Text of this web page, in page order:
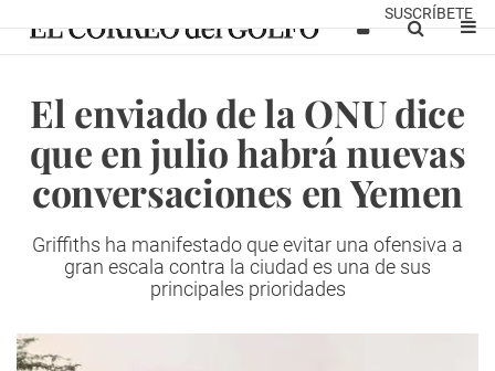
SUSCRÍBETE
El enviado de la ONU dice
que en julio habrá nuevas
conversaciones en Yemen
Griffiths ha manifestado que evitar una ofensiva a
gran escala contra la ciudad es una de sus
principales prioridades